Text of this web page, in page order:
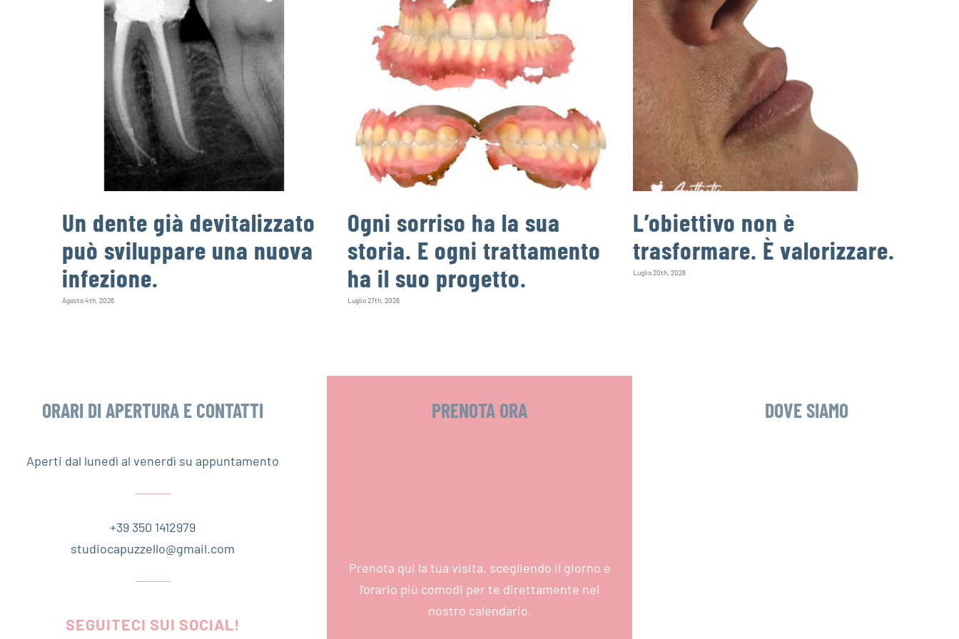
Un dente già devitalizzato
può sviluppare una nuova
infezione.
Agosto 4th, 2026
Ogni sorriso ha la sua
storia. E ogni trattamento
ha il suo progetto.
Luglio 27th, 2026
L’obiettivo non è
trasformare. È valorizzare.
Luglio 20th, 2026
ORARI DI APERTURA E CONTATTI
Aperti dal lunedì al venerdì su appuntamento
+39 350 1412979
studiocapuzzello@gmail.com
SEGUITECI SUI SOCIAL!
PRENOTA ORA
Prenota qui la tua visita, scegliendo il giorno e
l'orario più comodi per te direttamente nel
nostro calendario.
DOVE SIAMO